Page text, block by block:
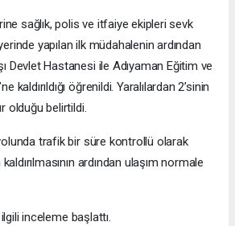
sağlık, polis ve itfaiye ekipleri sevk
yapılan ilk müdahalenin ardından
Devlet Hastanesi ile Adıyaman Eğitim ve
kaldırıldığı öğrenildi. Yaralılardan 2’sinin
olduğu belirtildi.
trafik bir süre kontrollü olarak
ardından ulaşım normale
inceleme başlattı.